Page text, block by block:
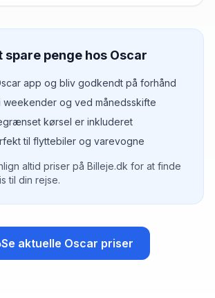
spare penge hos Oscar
app og bliv godkendt på forhånd
weekender og ved månedsskifte
kørsel er inkluderet
til flyttebiler og varevogne
altid priser på Billeje.dk for at finde
til din rejse.
Se aktuelle Oscar priser